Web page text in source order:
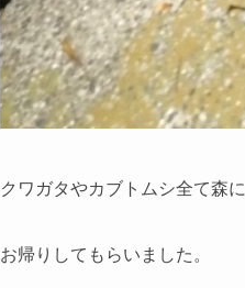
クワガタやカブトムシ全て森に
お帰りしてもらいました。